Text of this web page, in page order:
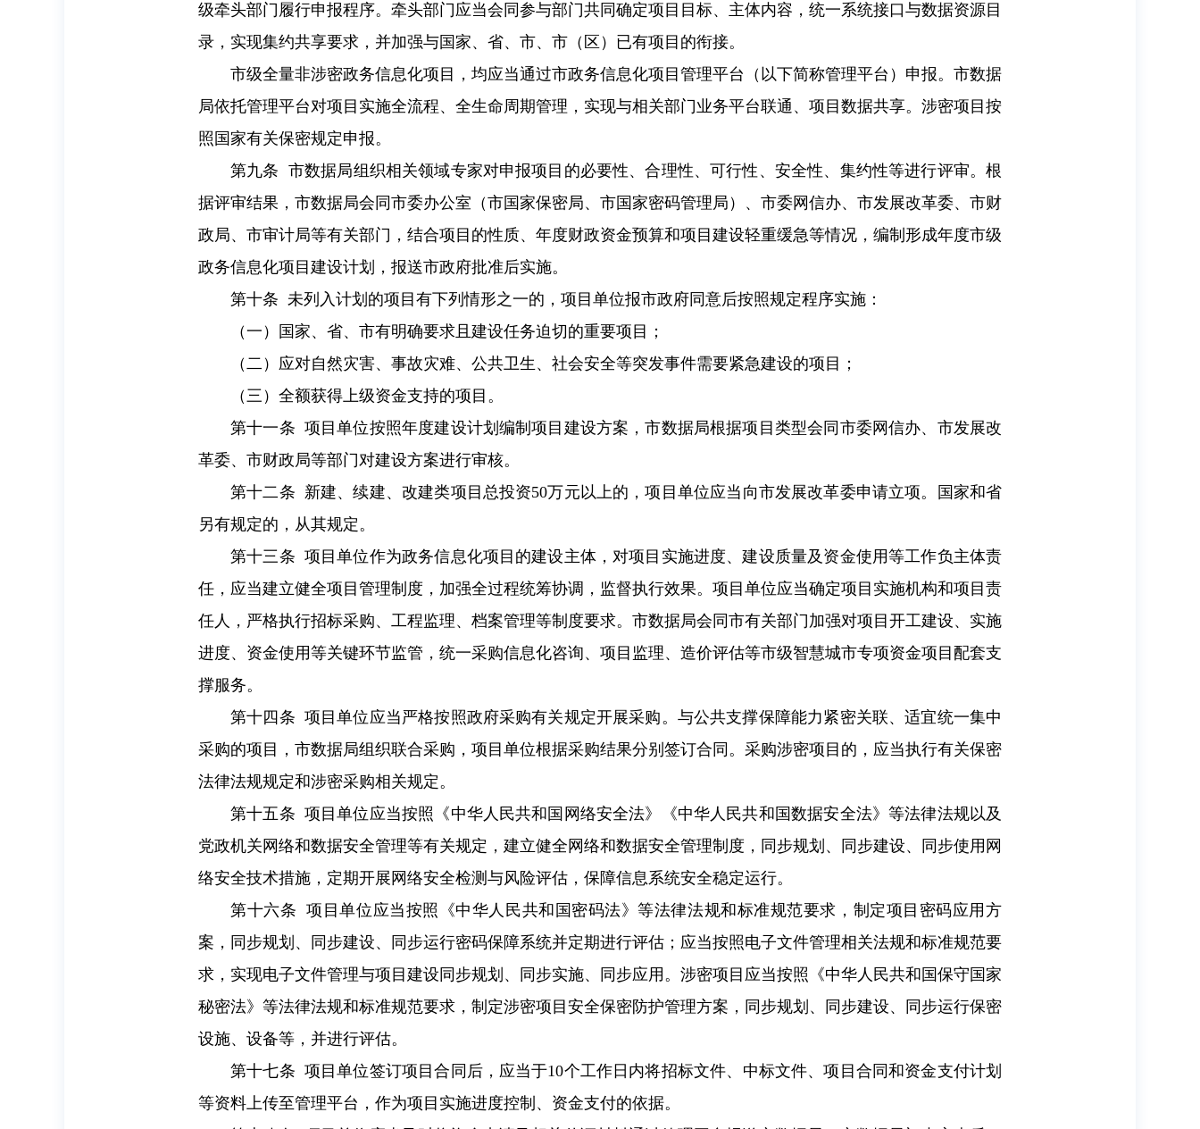
级牵头部门履行申报程序。牵头部门应当会同参与部门共同确定项目目标、主体内容，统一系统接口与数据资源目
录，实现集约共享要求，并加强与国家、省、市、市（区）已有项目的衔接。
市级全量非涉密政务信息化项目，均应当通过市政务信息化项目管理平台（以下简称管理平台）申报。市数据
局依托管理平台对项目实施全流程、全生命周期管理，实现与相关部门业务平台联通、项目数据共享。涉密项目按
照国家有关保密规定申报。
第九条 市数据局组织相关领域专家对申报项目的必要性、合理性、可行性、安全性、集约性等进行评审。根
据评审结果，市数据局会同市委办公室（市国家保密局、市国家密码管理局）、市委网信办、市发展改革委、市财
政局、市审计局等有关部门，结合项目的性质、年度财政资金预算和项目建设轻重缓急等情况，编制形成年度市级
政务信息化项目建设计划，报送市政府批准后实施。
第十条 未列入计划的项目有下列情形之一的，项目单位报市政府同意后按照规定程序实施：
（一）国家、省、市有明确要求且建设任务迫切的重要项目；
（二）应对自然灾害、事故灾难、公共卫生、社会安全等突发事件需要紧急建设的项目；
（三）全额获得上级资金支持的项目。
第十一条 项目单位按照年度建设计划编制项目建设方案，市数据局根据项目类型会同市委网信办、市发展改
革委、市财政局等部门对建设方案进行审核。
第十二条 新建、续建、改建类项目总投资50万元以上的，项目单位应当向市发展改革委申请立项。国家和省
另有规定的，从其规定。
第十三条 项目单位作为政务信息化项目的建设主体，对项目实施进度、建设质量及资金使用等工作负主体责
任，应当建立健全项目管理制度，加强全过程统筹协调，监督执行效果。项目单位应当确定项目实施机构和项目责
任人，严格执行招标采购、工程监理、档案管理等制度要求。市数据局会同市有关部门加强对项目开工建设、实施
进度、资金使用等关键环节监管，统一采购信息化咨询、项目监理、造价评估等市级智慧城市专项资金项目配套支
撑服务。
第十四条 项目单位应当严格按照政府采购有关规定开展采购。与公共支撑保障能力紧密关联、适宜统一集中
采购的项目，市数据局组织联合采购，项目单位根据采购结果分别签订合同。采购涉密项目的，应当执行有关保密
法律法规规定和涉密采购相关规定。
第十五条 项目单位应当按照《中华人民共和国网络安全法》《中华人民共和国数据安全法》等法律法规以及
党政机关网络和数据安全管理等有关规定，建立健全网络和数据安全管理制度，同步规划、同步建设、同步使用网
络安全技术措施，定期开展网络安全检测与风险评估，保障信息系统安全稳定运行。
第十六条 项目单位应当按照《中华人民共和国密码法》等法律法规和标准规范要求，制定项目密码应用方
案，同步规划、同步建设、同步运行密码保障系统并定期进行评估；应当按照电子文件管理相关法规和标准规范要
求，实现电子文件管理与项目建设同步规划、同步实施、同步应用。涉密项目应当按照《中华人民共和国保守国家
秘密法》等法律法规和标准规范要求，制定涉密项目安全保密防护管理方案，同步规划、同步建设、同步运行保密
设施、设备等，并进行评估。
第十七条 项目单位签订项目合同后，应当于10个工作日内将招标文件、中标文件、项目合同和资金支付计划
等资料上传至管理平台，作为项目实施进度控制、资金支付的依据。